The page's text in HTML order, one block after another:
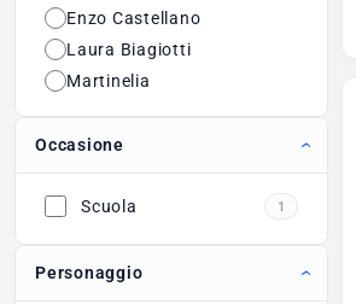
Enzo Castellano
Laura Biagiotti
Martinelia
Occasione
Scuola 1
Personaggio